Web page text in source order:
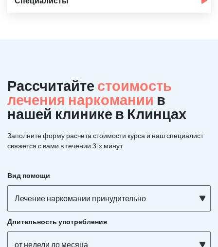
Рассчитайте стоимость
лечения наркомании в
нашей клинике в Клинцах
Заполните форму расчета стоимости курса и наш специалист
свяжется с вами в течении 3-х минут
Вид помощи
Лечение наркомании принудительно
Длительность употребления
от недели до месяца